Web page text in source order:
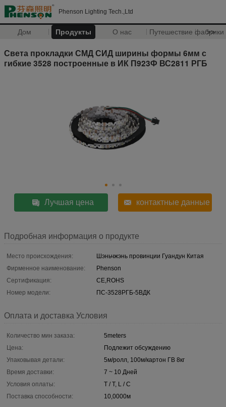
Phenson Lighting Tech.,Ltd
Дом Продукты О нас Путешествие фабрики
>>
Света прокладки СМД СИД ширины формы 6мм с
гибкие 3528 построенные в ИК П923Ф ВС2811 РГБ
Лучшая цена контактные данные
Подробная информация о продукте
Место происхождения:
Шэньчжэнь провинции Гуандун Китая
Фирменное наименование:
Phenson
Сертификация:
CE,ROHS
Номер модели:
ПС-3528РГБ-5ВДК
Оплата и доставка Условия
Количество мин заказа:
5meters
Цена:
Подлежит обсуждению
Упаковывая детали:
5м/ролл, 100м/картон ГВ 8кг
Время доставки:
7 ~ 10 Дней
Условия оплаты:
T / T, L / C
Поставка способности:
10,0000м